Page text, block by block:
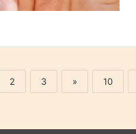
2 3 » 10